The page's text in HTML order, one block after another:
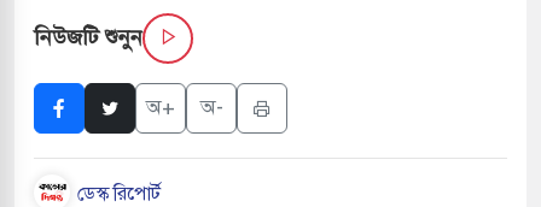
শহরমুখী হতে হবে না: স্বাস্থ্যমন্ত্রী
একসঙ্গে বসলে সমস্যার সমাধান সম্ভব:
নিউজটি শুনুন
অ+ অ-
ডেস্ক রিপোর্ট